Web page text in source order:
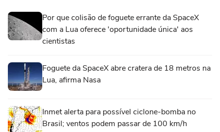
Por que colisão de foguete errante da SpaceX
com a Lua oferece 'oportunidade única' aos
cientistas
Foguete da SpaceX abre cratera de 18 metros na
Lua, afirma Nasa
Inmet alerta para possível ciclone-bomba no
Brasil; ventos podem passar de 100 km/h